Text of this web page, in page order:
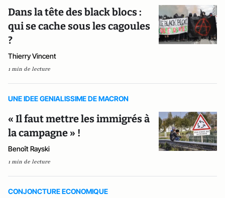
Dans la tête des black blocs :
qui se cache sous les cagoules
?
Thierry Vincent
1 min de lecture
UNE IDEE GENIALISSIME DE MACRON
« Il faut mettre les immigrés à
la campagne » !
Benoît Rayski
1 min de lecture
CONJONCTURE ECONOMIQUE